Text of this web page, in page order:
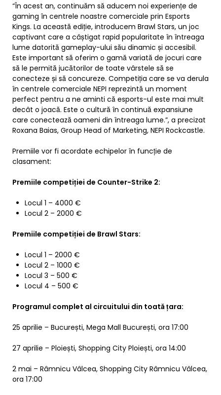
“În acest an, continuăm să aducem noi experiențe de
gaming în centrele noastre comerciale prin Esports
Kings. La această ediție, introducem Brawl Stars, un joc
captivant care a câștigat rapid popularitate în întreaga
lume datorită gameplay-ului său dinamic și accesibil.
Este important să oferim o gamă variată de jocuri care
să le permită jucătorilor de toate vârstele să se
conecteze și să concureze. Competiția care se va derula
în centrele comerciale NEPI reprezintă un moment
perfect pentru a ne aminti că esports-ul este mai mult
decât o joacă. Este o cultură în continuă expansiune
care conectează oameni din întreaga lume.”, a precizat
Roxana Baias, Group Head of Marketing, NEPI Rockcastle.
Premiile vor fi acordate echipelor în funcție de
clasament:
Premiile competiției de Counter-Strike 2:
Locul 1 – 4000 €
Locul 2 – 2000 €
Premiile competiției de Brawl Stars:
Locul 1 – 2000 €
Locul 2 – 1000 €
Locul 3 – 500 €
Locul 4 – 500 €
Programul complet al circuitului din toată țara:
25 aprilie – București, Mega Mall București, ora 17:00
27 aprilie – Ploiești, Shopping City Ploiești, ora 14:00
2 mai – Râmnicu Vâlcea, Shopping City Râmnicu Vâlcea,
ora 17:00